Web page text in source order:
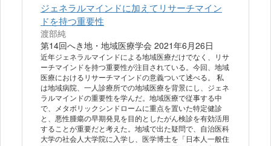
ジェネラルマインドに加えてリサーチマイン
ドを持つ重要性
渡部純
第14回へき地・地域医療学会 2021年6月26日
近年ジェネラルマインドによる地域医療だけでなく、リサ
ーチマインドを持つ重要性が注目されている。今回、地域
医療におけるリサーチマインドの意義ついて述べる。 私
は地域病院、一人診療所での地域医療を背景にし、ジェネ
ラルマインドの重要性を学んだ。地域医療で従事する中
で、メタボリックシンドロームに重点を置いた特定健診
と、悪性腫瘍の早期発見を目的としたがん検診を有効活用
することが重要だと考えた。地域で出た疑問で、自治医科
大学の社会人大学院に入学し、医学博士を「日本人一般住